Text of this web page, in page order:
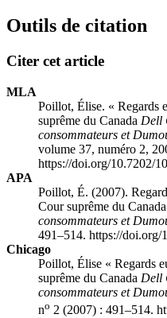
Outils de citation
Citer cet article
MLA
Poillot, Élise. « Regards
suprême du Canada Dell
consommateurs et
volume 37, numéro 2,
https://doi.org/10.7202/
APA
Poillot, É. (2007).
Cour suprême du Canada
consommateurs et
491–514. https://doi.org/
Chicago
Poillot, Élise « Regards
suprême du Canada Dell
consommateurs et
no 2 (2007) : 491–514.